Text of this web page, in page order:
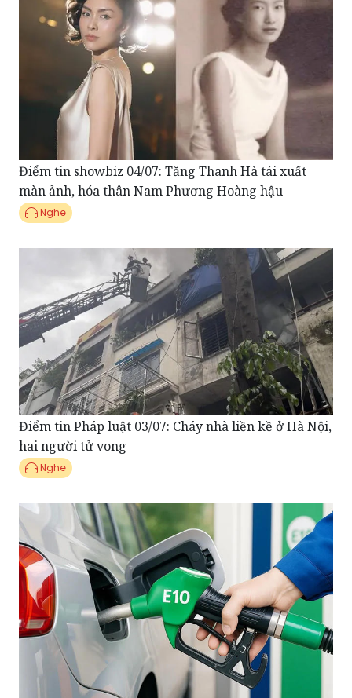
Điểm tin showbiz 04/07: Tăng Thanh Hà tái xuất
màn ảnh, hóa thân Nam Phương Hoàng hậu
Nghe
Điểm tin Pháp luật 03/07: Cháy nhà liền kề ở Hà Nội,
hai người tử vong
Nghe
Bản tin tổng hợp 02/07: Chất lượng xăng E10 được